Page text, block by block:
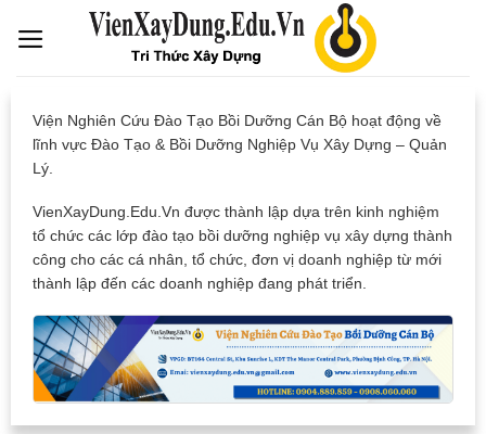
Viện Nghiên Cứu Đào Tạo Bồi Dưỡng Cán Bộ hoạt động về
lĩnh vực Đào Tạo & Bồi Dưỡng Nghiệp Vụ Xây Dựng – Quản
Lý.
VienXayDung.Edu.Vn được thành lập dựa trên kinh nghiệm
tổ chức các lớp đào tạo bồi dưỡng nghiệp vụ xây dựng thành
công cho các cá nhân, tổ chức, đơn vị doanh nghiệp từ mới
thành lập đến các doanh nghiệp đang phát triển.